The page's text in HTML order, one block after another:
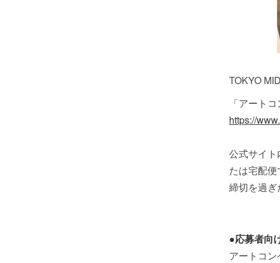
TOKYO
「アート
https://
公式サイ
たは宅配便
締切を過ぎ
●応募者向
アートコ